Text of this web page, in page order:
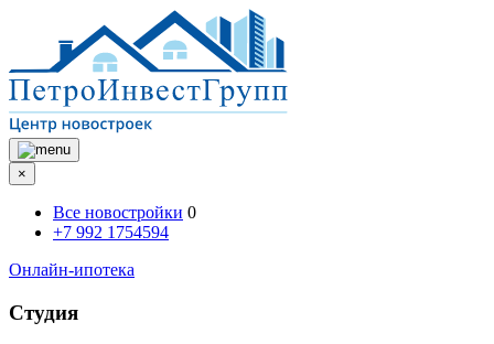
×
Все новостройки 0
+7 992 1754594
Онлайн-ипотека
Студия